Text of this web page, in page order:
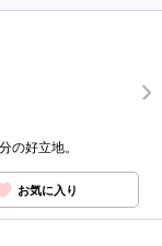
の好立地。
お気に入り